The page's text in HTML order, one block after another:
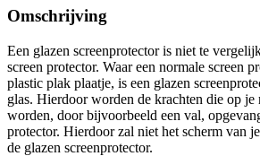
Omschrijving
Een glazen screenprotector is niet te
screen protector. Waar een normale screen
plastic plak plaatje, is een glazen
glas. Hierdoor worden de krachten die op je
worden, door bijvoorbeeld een val,
protector. Hierdoor zal niet het scherm van
de glazen screenprotector.